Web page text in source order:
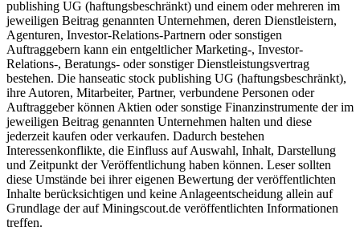
publishing UG (haftungsbeschränkt) und einem oder mehreren im
jeweiligen Beitrag genannten Unternehmen, deren Dienstleistern,
Agenturen, Investor-Relations-Partnern oder sonstigen
Auftraggebern kann ein entgeltlicher Marketing-, Investor-
Relations-, Beratungs- oder sonstiger Dienstleistungsvertrag
bestehen. Die hanseatic stock publishing UG (haftungsbeschränkt),
ihre Autoren, Mitarbeiter, Partner, verbundene Personen oder
Auftraggeber können Aktien oder sonstige Finanzinstrumente der im
jeweiligen Beitrag genannten Unternehmen halten und diese
jederzeit kaufen oder verkaufen. Dadurch bestehen
Interessenkonflikte, die Einfluss auf Auswahl, Inhalt, Darstellung
und Zeitpunkt der Veröffentlichung haben können. Leser sollten
diese Umstände bei ihrer eigenen Bewertung der veröffentlichten
Inhalte berücksichtigen und keine Anlageentscheidung allein auf
Grundlage der auf Miningscout.de veröffentlichten Informationen
treffen.